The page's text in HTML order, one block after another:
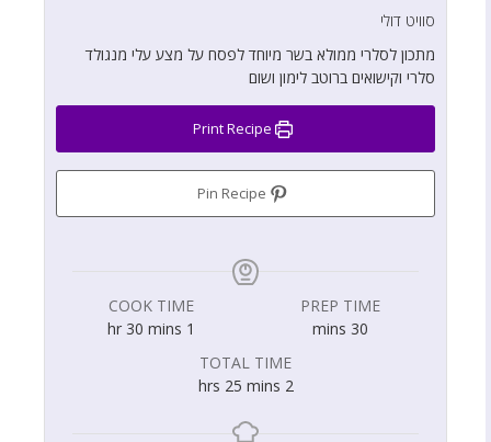
סוויט דולי
מתכון לסלרי ממולא בשר מיוחד לפסח על מצע עלי מנגולד
סלרי וקישואים ברוטב לימון ושום
PREP TIME
30
mins
COOK TIME
1
hr 30 mins
TOTAL TIME
2
hrs 25 mins